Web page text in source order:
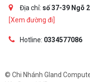
Địa chỉ: số 37-39 Ngõ
[Xem đường đi]
Hotline: 0334577086
© Chi Nhánh Gland